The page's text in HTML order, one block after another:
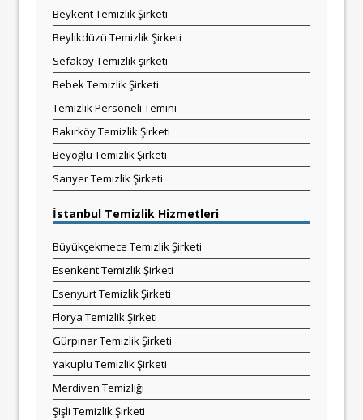
Beykent Temizlik Şirketi
Beylikdüzü Temizlik Şirketi
Sefaköy Temizlik şirketi
Bebek Temizlik Şirketi
Temizlik Personeli Temini
Bakırköy Temizlik Şirketi
Beyoğlu Temizlik Şirketi
Sarıyer Temizlik Şirketi
İstanbul Temizlik Hizmetleri
Büyükçekmece Temizlik Şirketi
Esenkent Temizlik Şirketi
Esenyurt Temizlik Şirketi
Florya Temizlik Şirketi
Gürpınar Temizlik Şirketi
Yakuplu Temizlik Şirketi
Merdiven Temizliği
Şişli Temizlik Şirketi